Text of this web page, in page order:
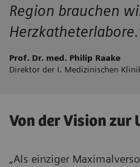
Region brauchen
Prof. Dr. med. Philip Raake
Direktor der I. Medizinischen
Von der Vision zur
„Als einziger